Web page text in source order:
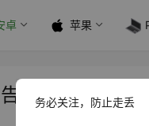
卓 苹果
务必关注，防止走丢